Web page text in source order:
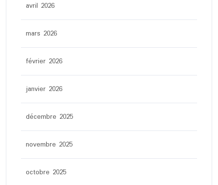
avril 2026
mars 2026
février 2026
janvier 2026
décembre 2025
novembre 2025
octobre 2025